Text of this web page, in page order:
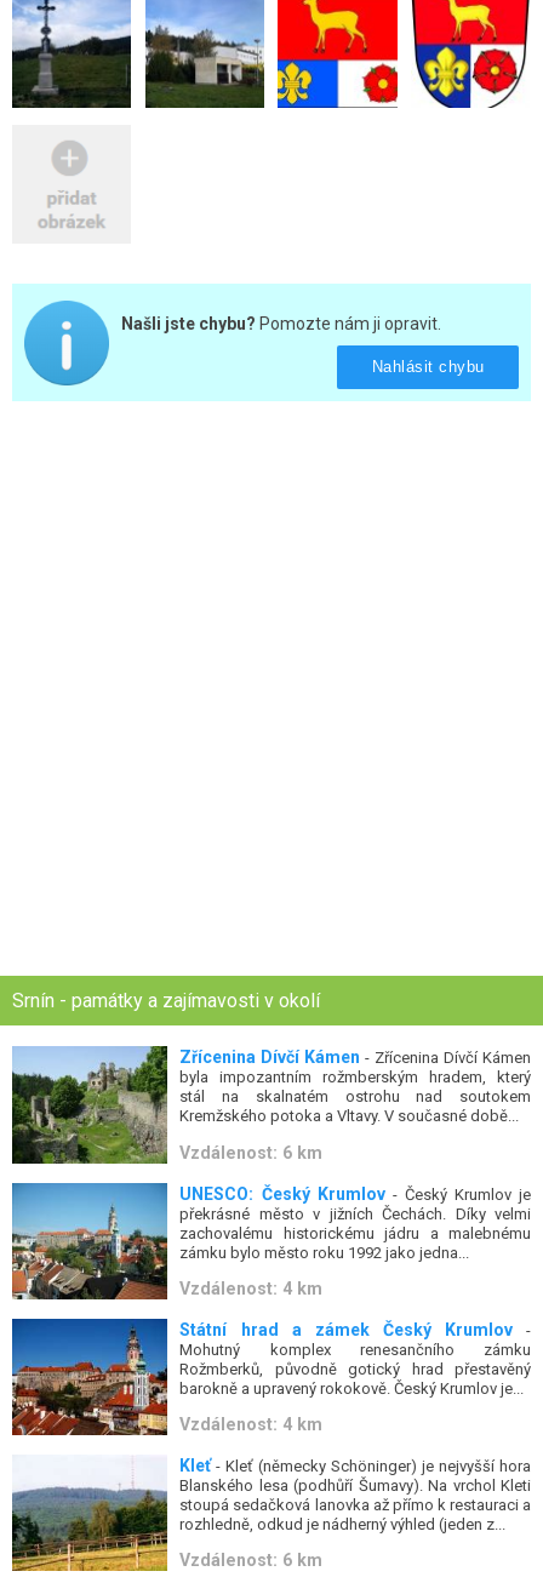
Našli jste chybu? Pomozte nám ji opravit.
Nahlásit chybu
Srnín - památky a zajímavosti v okolí
Zřícenina Dívčí Kámen - Zřícenina Dívčí Kámen
byla impozantním rožmberským hradem, který
stál na skalnatém ostrohu nad soutokem
Kremžského potoka a Vltavy. V současné době...
Vzdálenost: 6 km
UNESCO: Český Krumlov- Český Krumlov je
překrásné město v jižních Čechách. Díky velmi
zachovalému historickému jádru a malebnému
zámku bylo město roku 1992 jako jedna...
Vzdálenost: 4 km
Státní hrad a zámek Český Krumlov-
Mohutný komplex renesančního zámku
Rožmberků, původně gotický hrad přestavěný
barokně a upravený rokokově. Český Krumlov je...
Vzdálenost: 4 km
Kleť- Kleť (německy Schöninger) je nejvyšší hora
Blanského lesa (podhůří Šumavy). Na vrchol Kleti
stoupá sedačková lanovka až přímo k restauraci a
rozhledně, odkud je nádherný výhled (jeden z...
Vzdálenost: 6 km